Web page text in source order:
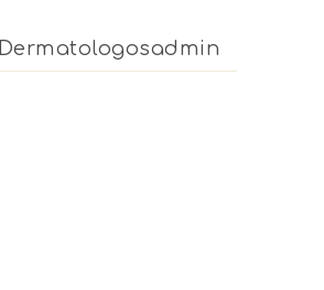
Dermatologosadmin